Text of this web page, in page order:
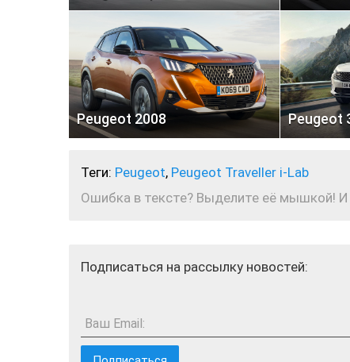
Peugeot 2008 Peugeot
Теги: Peugeot, Peugeot Traveller i-Lab
Ошибка в тексте? Выделите её мышкой!
Подписаться на рассылку новостей:
Ваш Email: